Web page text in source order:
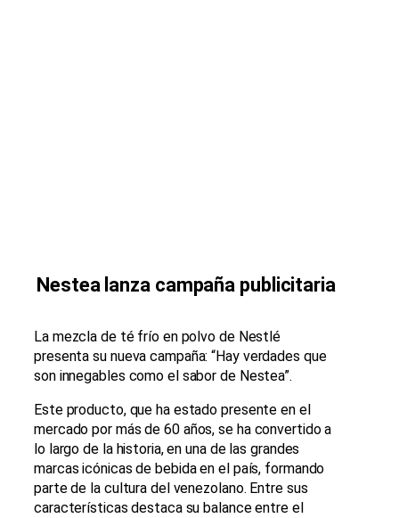
Nestea lanza campaña publicitaria
La mezcla de té frío en polvo de Nestlé
presenta su nueva campaña: “Hay verdades que
son innegables como el sabor de Nestea”.
Este producto, que ha estado presente en el
mercado por más de 60 años, se ha convertido a
lo largo de la historia, en una de las grandes
marcas icónicas de bebida en el país, formando
parte de la cultura del venezolano. Entre sus
características destaca su balance entre el